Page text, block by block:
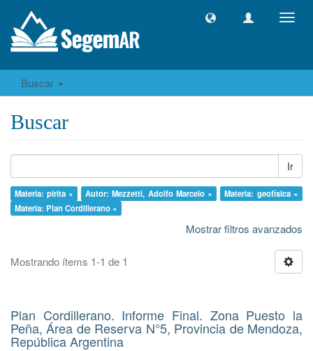
Buscar
Buscar
Ir
Materia: pirita × Autor: Mezzetti, Adolfo Marcelo ×
Materia: geofísica ×
Materia: Plan Cordillerano ×
Mostrar filtros avanzados
Mostrando ítems 1-1 de 1
Plan Cordillerano. Informe Final. Zona Puesto la
Peña, Área de Reserva N°5, Provincia de Mendoza,
República Argentina